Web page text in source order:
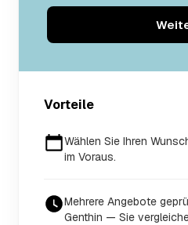
Vorteile
Wählen Sie Ihren
im Voraus.
Mehrere Angebote
Genthin — Sie